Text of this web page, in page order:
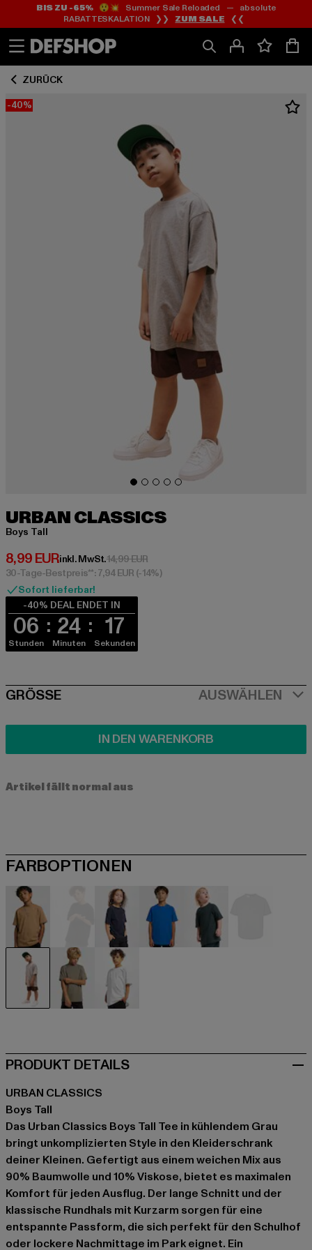
Zum
Inhalt
springen
Zum
Fußzeile
springen
BIS ZU -65%😲💥 Summer Sale Reloaded — absolute
RABATTESKALATION ❯❯ ZUM SALE ❮❮
ZURÜCK
-40%
URBAN CLASSICS
Boys Tall
8,99 EUR
Derzeitiger Preis: 8,99 EUR
inkl. MwSt.14,99 EURAktionspreis: 14,99 EUR
30-Tage-Bestpreis**: 7,94 EUR (-14%)
Sofort lieferbar!
-40% DEAL ENDET IN
06
Stunden
24
Minuten
17
Sekunden
SIZE
GRÖSSE AUSWÄHLEN
IN DEN WARENKORB
Artikel fällt normal aus
FARBOPTIONEN
beige schwarzblau
PRODUKT DETAILS
URBAN CLASSICS
Boys Tall
Das Urban Classics Boys Tall Tee in kühlendem Grau
bringt unkomplizierten Style in den Kleiderschrank
deiner Kleinen. Gefertigt aus einem weichen Mix aus
90% Baumwolle und 10% Viskose, bietet es maximalen
Komfort für jeden Ausflug. Der lange Schnitt und der
klassische Rundhals mit Kurzarm sorgen für eine
entspannte Passform, die sich perfekt für den Schulhof
oder lockere Nachmittage im Park eignet. Ein